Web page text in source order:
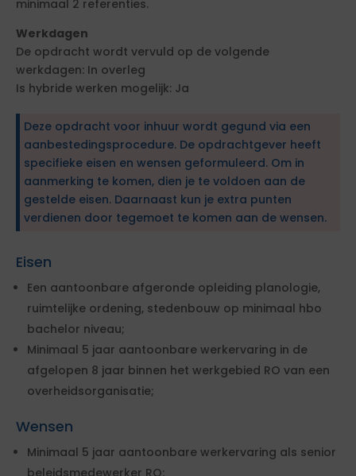
minimaal 2 referenties.
Werkdagen
De opdracht wordt vervuld op de volgende
werkdagen: In overleg
Is hybride werken mogelijk: Ja
Deze opdracht voor inhuur wordt gegund via een
aanbestedingsprocedure. De opdrachtgever heeft
specifieke eisen en wensen geformuleerd. Om in
aanmerking te komen, dien je te voldoen aan de
gestelde eisen. Daarnaast kun je extra punten
verdienen door tegemoet te komen aan de wensen.
Eisen
Een aantoonbare afgeronde opleiding planologie,
ruimtelijke ordening, stedenbouw op minimaal hbo
bachelor niveau;
Minimaal 5 jaar aantoonbare werkervaring in de
afgelopen 8 jaar binnen het werkgebied RO van een
overheidsorganisatie;
Wensen
Minimaal 5 jaar aantoonbare werkervaring als senior
beleidsmedewerker RO;